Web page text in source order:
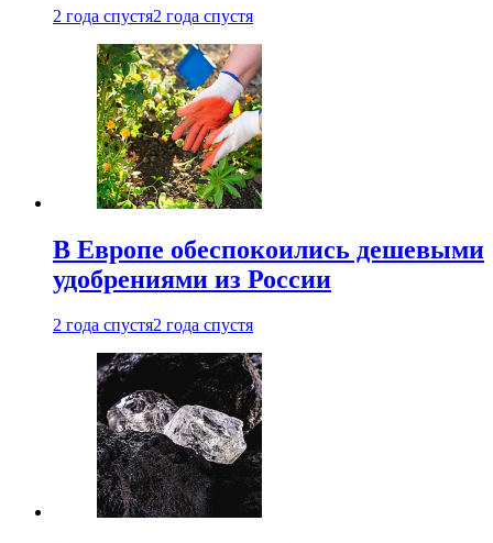
2 года спустя2 года спустя
В Европе обеспокоились дешевыми
удобрениями из России
2 года спустя2 года спустя